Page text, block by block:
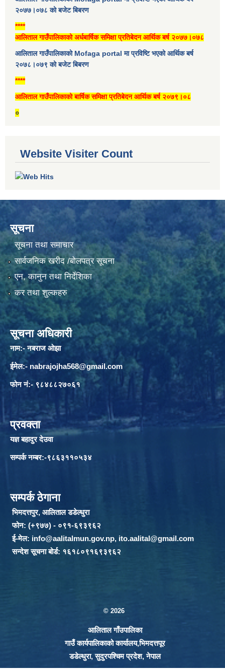
२०७७।०७८ को बजेट बिबरण
****
आलिताल गाउँपालिकाको अर्धबार्षिक समिक्षा प्रतिबेदन आर्थिक बर्ष २०७७।०७८
आलिताल गाउँपालिकाको Mofaga portal मा प्रविष्टि भएको आर्थिक बर्ष
२०७८।०७९ को बजेट बिबरण
****
आलिताल गाउँपालिकाको बार्षिक समिक्षा प्रतिबेदन आर्थिक बर्ष २०७९।०८
०
Website Visiter Count
सूचना
सूचना तथा समाचार
सार्वजनिक खरीद /बोलपत्र सूचना
एन, कानुन तथा निर्देशिका
कर तथा शुल्कहरु
सूचना अधिकारी
नाम:- नबराज ओझा
ईमेल:- nabrajojha568@gmail.com
फोन नं:- ९८४८८२७०६१
प्रवक्ता
यज्ञ बहादुर देउवा
सम्पर्क नम्बर:-९८६३११०५३४
सम्पर्क ठेगाना
भिमदत्तपुर, आलिताल डडेल्धुरा
फोन: (+९७७) - ०९१-६९३९६२
ई-मेल: info@aalitalmun.gov.np, ito.aalital@gmail.com
सन्देश सूचना बोर्ड: १६१८०९१६९३९६२
© 2026
आलिताल गाँउपालिका
गाउँ कार्यपालिकाको कार्यालय,भिमदत्तपूर
डडेल्धुरा, सुदुरपश्चिम प्रदेश, नेपाल